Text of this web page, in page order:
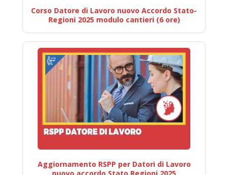
Corso Datore di Lavoro nuovo Accordo Stato-
Regioni 2025 modulo cantieri (6 ore)
Aggiornamento RSPP per Datori di Lavoro